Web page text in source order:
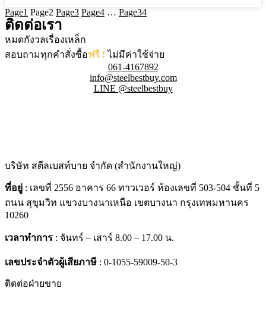
Page1 Page2 Page3 Page4 … Page34
ติดต่อเรา
หมดกังวลเรื่องเหล็ก
สอบถามทุกคำสั่งซื้อฟรี ! ไม่มีค่าใช้จ่าย
061-4167892
info@steelbestbuy.com
LINE @steelbestbuy
บริษัท สตีลเบสท์บาย จำกัด (สำนักงานใหญ่)
ที่อยู่ : เลขที่ 2556 อาคาร 66 ทาวเวอร์ ห้องเลขที่ 503-504 ชั้นที่ 5
ถนน สุขุมวิท แขวงบางนาเหนือ เขตบางนา กรุงเทพมหานคร
10260
เวลาทำการ : จันทร์ – เสาร์ 8.00 – 17.00 น.
เลขประจำตัวผู้เสียภาษี : 0-1055-59009-50-3
ติดต่อฝ่ายขาย